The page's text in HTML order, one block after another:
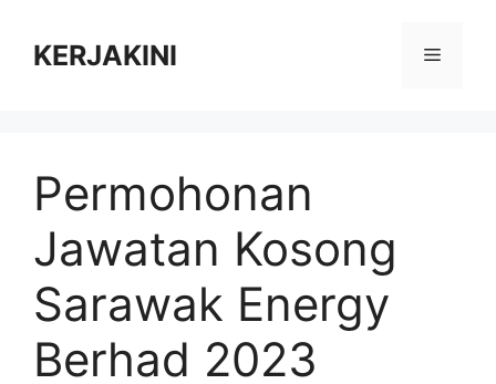
contentKERJAKINI Menu
Permohonan
Jawatan Kosong
Sarawak Energy
Berhad 2023